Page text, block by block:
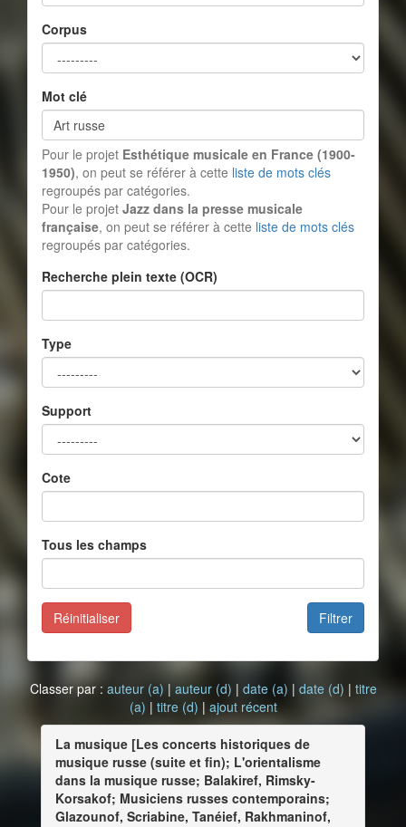
Corpus
Mot clé
Pour le projet Esthétique musicale en France (1900-
1950), on peut se référer à cette liste de mots clés
regroupés par catégories.
Pour le projet Jazz dans la presse musicale
française, on peut se référer à cette liste de mots clés
regroupés par catégories.
Recherche plein texte (OCR)
Type
Support
Cote
Tous les champs
Filtrer
Réinitialiser
Classer par : auteur (a) | auteur (d) | date (a) | date (d) | titre
(a) | titre (d) | ajout récent
La musique [Les concerts historiques de
musique russe (suite et fin); L'orientalisme
dans la musique russe; Balakiref, Rimsky-
Korsakof; Musiciens russes contemporains;
Glazounof, Scriabine, Tanéief, Rakhmaninof,